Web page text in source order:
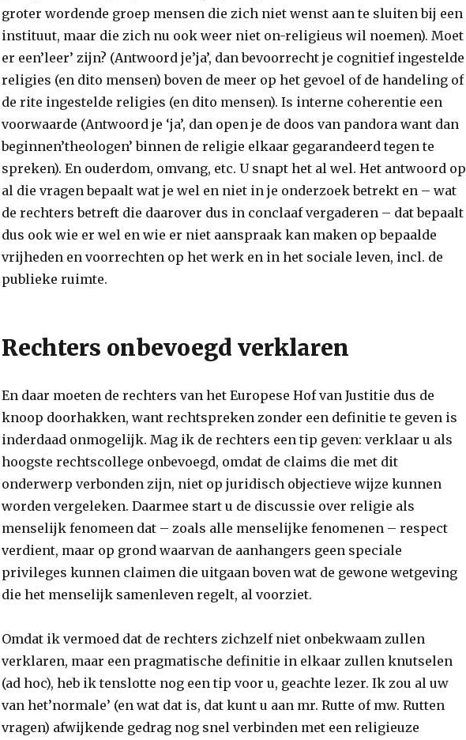
groter wordende groep mensen die zich niet wenst aan te sluiten bij een
instituut, maar die zich nu ook weer niet on-religieus wil noemen). Moet
er een’leer’ zijn? (Antwoord je’ja’, dan bevoorrecht je cognitief ingestelde
religies (en dito mensen) boven de meer op het gevoel of de handeling of
de rite ingestelde religies (en dito mensen). Is interne coherentie een
voorwaarde (Antwoord je ‘ja’, dan open je de doos van pandora want dan
beginnen’theologen’ binnen de religie elkaar gegarandeerd tegen te
spreken). En ouderdom, omvang, etc. U snapt het al wel. Het antwoord op
al die vragen bepaalt wat je wel en niet in je onderzoek betrekt en – wat
de rechters betreft die daarover dus in conclaaf vergaderen – dat bepaalt
dus ook wie er wel en wie er niet aanspraak kan maken op bepaalde
vrijheden en voorrechten op het werk en in het sociale leven, incl. de
publieke ruimte.
Rechters onbevoegd verklaren
En daar moeten de rechters van het Europese Hof van Justitie dus de
knoop doorhakken, want rechtspreken zonder een definitie te geven is
inderdaad onmogelijk. Mag ik de rechters een tip geven: verklaar u als
hoogste rechtscollege onbevoegd, omdat de claims die met dit
onderwerp verbonden zijn, niet op juridisch objectieve wijze kunnen
worden vergeleken. Daarmee start u de discussie over religie als
menselijk fenomeen dat – zoals alle menselijke fenomenen – respect
verdient, maar op grond waarvan de aanhangers geen speciale
privileges kunnen claimen die uitgaan boven wat de gewone wetgeving
die het menselijk samenleven regelt, al voorziet.
Omdat ik vermoed dat de rechters zichzelf niet onbekwaam zullen
verklaren, maar een pragmatische definitie in elkaar zullen knutselen
(ad hoc), heb ik tenslotte nog een tip voor u, geachte lezer. Ik zou al uw
van het’normale’ (en wat dat is, dat kunt u aan mr. Rutte of mw. Rutten
vragen) afwijkende gedrag nog snel verbinden met een religieuze